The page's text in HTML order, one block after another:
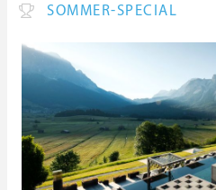
SOMMER-SPECIAL